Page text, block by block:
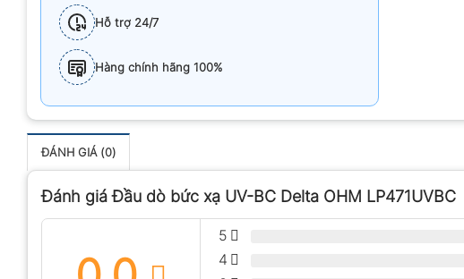
Hỗ trợ 24/7
Hàng chính hãng 100%
ĐÁNH GIÁ (0)
Đánh giá Đầu dò bức xạ UV-BC Delta OHM LP471UVBC
5
4